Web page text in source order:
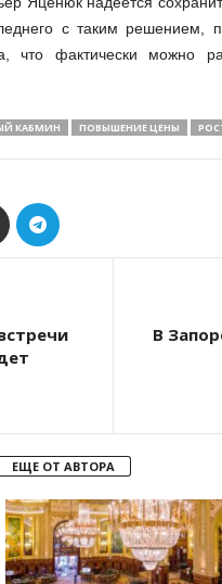
с таким решением,
что фактически можно
КАБМИН ПОВЫШЕНИЕ ЦЕНЫ
В
ЕЩЕ ОТ АВТОРА